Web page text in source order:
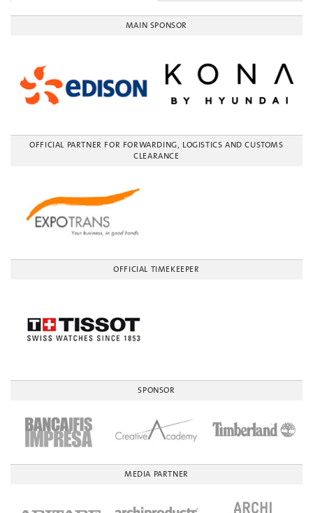
MAIN SPONSOR
OFFICIAL PARTNER FOR FORWARDING, LOGISTICS AND CUSTOMS
CLEARANCE
OFFICIAL TIMEKEEPER
SPONSOR
MEDIA PARTNER